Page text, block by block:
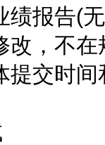
绩报告(
改，不
提交时